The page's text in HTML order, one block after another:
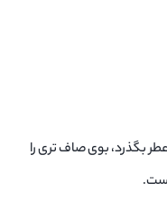
بگذرد، بوی صاف تری را